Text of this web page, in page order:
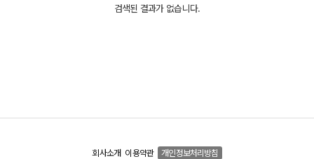
검색된 결과가 없습니다.
회사소개 이용약관 개인정보처리방침